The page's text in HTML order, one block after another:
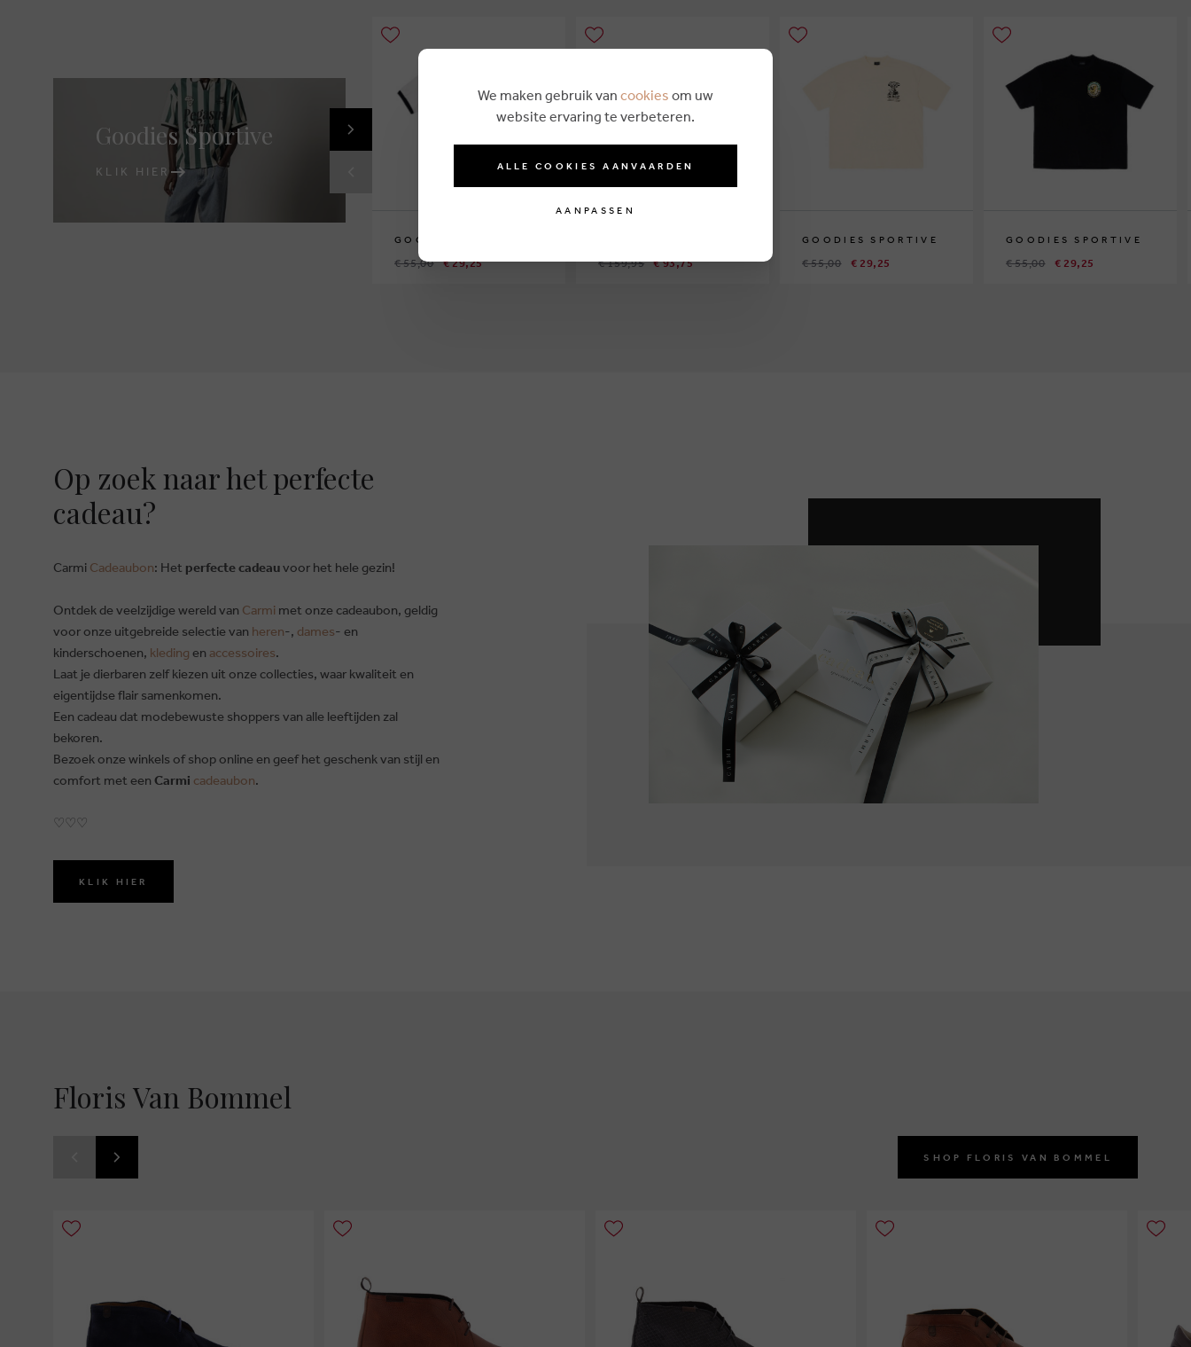
Goodies Sportive
KLIK HIER
GOODIES SPORTIVE
€ 55,00 € 29,25 € 159,95 € 93,75
GOODIES SPORTIVE
€ 55,00 € 29,25
GOODIES SPORTIVE
€ 55,00 € 29,25
Op zoek naar het perfecte
cadeau?
Carmi Cadeaubon: Het perfecte cadeauvoor het hele gezin!
Ontdek de veelzijdige wereld van Carmi met onze cadeaubon, geldig
voor onze uitgebreide selectie van heren-, dames- en
kinderschoenen, kleding en accessoires.
Laat je dierbaren zelf kiezen uit onze collecties, waar kwaliteit en
eigentijdse flair samenkomen.
Een cadeau dat modebewuste shoppers van alle leeftijden zal
bekoren.
Bezoek onze winkels of shop online en geef het geschenk van stijl en
comfort met een Carmi cadeaubon.
♡♡♡
KLIK HIER
Floris Van Bommel
SHOP FLORIS VAN BOMMEL
We maken gebruik van cookies om uw
website ervaring te verbeteren.
ALLE COOKIES AANVAARDEN
AANPASSEN